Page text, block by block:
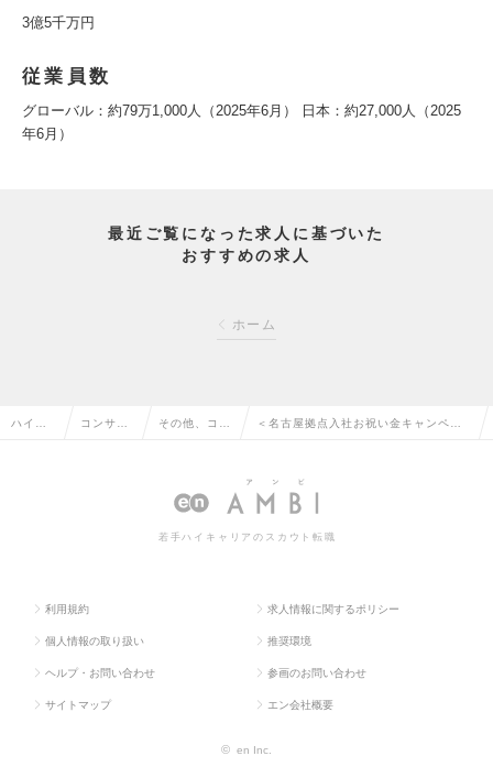
3億5千万円
従業員数
グローバル：約79万1,000人（2025年6月） 日本：約27,000人（2025
年6月）
最近ご覧になった求人に基づいた
おすすめの求人
ホーム
ハイク コンサル その他、コン
の転職
＜名古屋拠点入社お祝い金キャンペー
ンジニアの求人情報
若手ハイキャリアのスカウト転職
利用規約 求人情報に関するポリシー
個人情報の取り扱い 推奨環境
ヘルプ・お問い合わせ 参画のお問い合わせ
サイトマップ エン会社概要
© en Inc.